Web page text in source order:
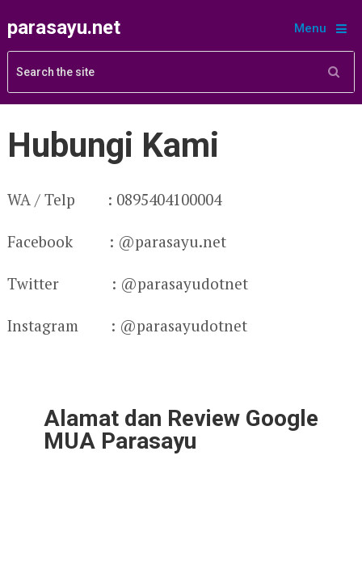
parasayu.net Menu
Hubungi Kami
WA / Telp : 0895404100004
Facebook : @parasayu.net
Twitter : @parasayudotnet
Instagram : @parasayudotnet
Alamat dan Review Google
MUA Parasayu